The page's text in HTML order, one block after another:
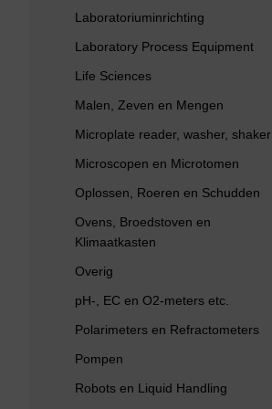
Laboratoriuminrichting
Laboratory Process Equipment
Life Sciences
Malen, Zeven en Mengen
Microplate reader, washer, shaker
Microscopen en Microtomen
Oplossen, Roeren en Schudden
Ovens, Broedstoven en
Klimaatkasten
Overig
pH-, EC en O2-meters etc.
Polarimeters en Refractometers
Pompen
Robots en Liquid Handling